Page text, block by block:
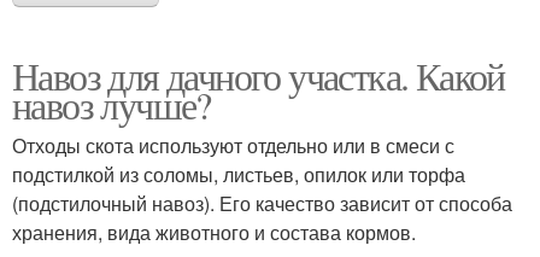
Навоз для дачного участка. Какой
навоз лучше?
Отходы скота используют отдельно или в смеси с
подстилкой из соломы, листьев, опилок или торфа
(подстилочный навоз). Его качество зависит от способа
хранения, вида животного и состава кормов.